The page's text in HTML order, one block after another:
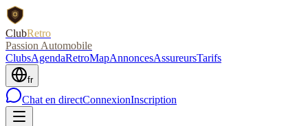
ClubRetro
Passion Automobile
ClubsAgendaRetroMapAnnoncesAssureursTarifs
fr
Chat en directConnexionInscription